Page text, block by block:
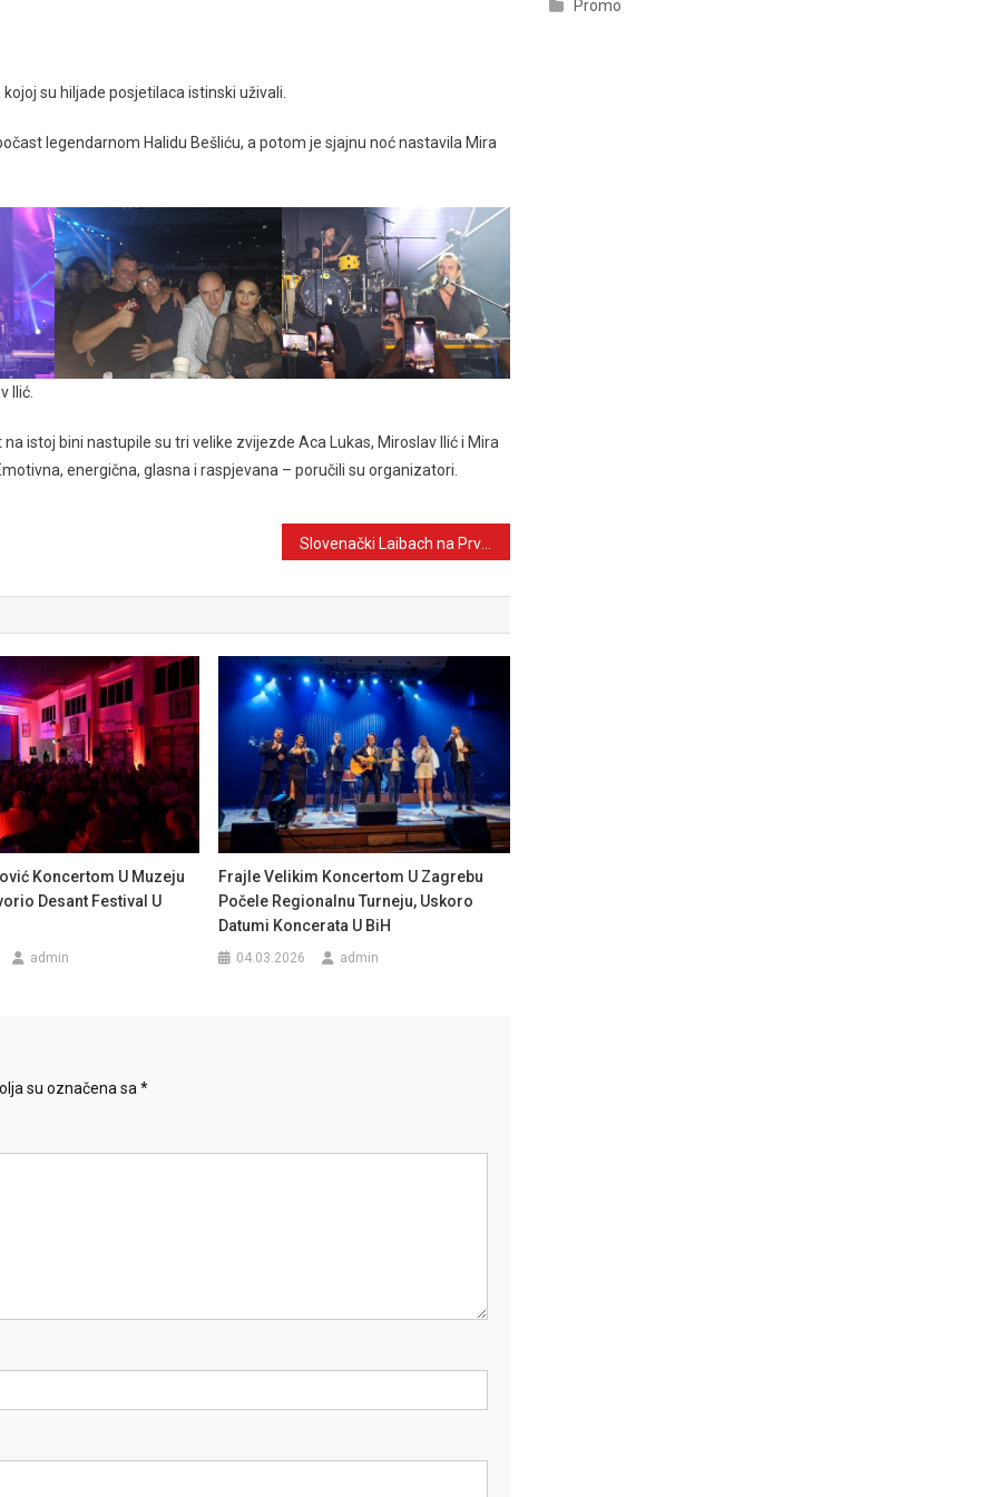
su hiljade posjetilaca istinski uživali.
legendarnom Halidu Bešliću, a potom je sjajnu noć nastavila Mira
Ilić.
istoj bini nastupile su tri velike zvijezde Aca Lukas, Miroslav Ilić i Mira
energična, glasna i raspjevana – poručili su organizatori.
Koncertom U Muzeju
Desant Festival U
admin
Frajle Velikim Koncertom U Zagrebu
Počele Regionalnu Turneju, Uskoro
Datumi Koncerata U BiH
04.03.2026 admin
su označena sa*
Promo